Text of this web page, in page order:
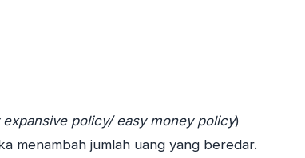
expansive policy/ easy money policy)
menambah jumlah uang yang beredar.